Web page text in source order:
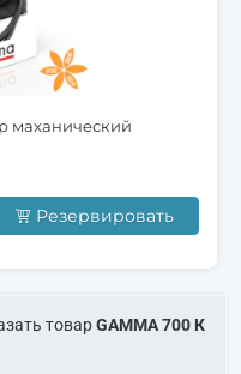
маханический
Резервировать
товарGAMMA 700 К